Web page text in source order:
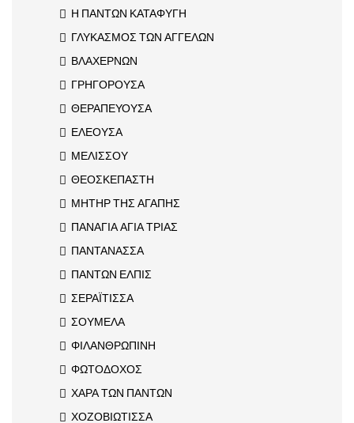
Η ΠΑΝΤΩΝ ΚΑΤΑΦΥΓΗ
ΓΛΥΚΑΣΜΟΣ ΤΩΝ ΑΓΓΕΛΩΝ
ΒΛΑΧΕΡΝΩΝ
ΓΡΗΓΟΡΟΥΣΑ
ΘΕΡΑΠΕΥΟΥΣΑ
ΕΛΕΟΥΣΑ
ΜΕΛΙΣΣΟΥ
ΘΕΟΣΚΕΠΑΣΤΗ
ΜΗΤΗΡ ΤΗΣ ΑΓΑΠΗΣ
ΠΑΝΑΓΙΑ ΑΓΙΑ ΤΡΙΑΣ
ΠΑΝΤΑΝΑΣΣΑ
ΠΑΝΤΩΝ ΕΛΠΙΣ
ΣΕΡΑΪΤΙΣΣΑ
ΣΟΥΜΕΛΑ
ΦΙΛΑΝΘΡΩΠΙΝΗ
ΦΩΤΟΔΟΧΟΣ
ΧΑΡΑ ΤΩΝ ΠΑΝΤΩΝ
ΧΟΖΟΒΙΩΤΙΣΣΑ